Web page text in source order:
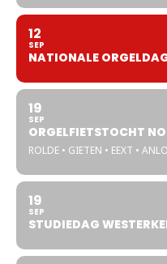
12
SEP
NATIONALE
19
SEP
ORGELFIETSTOCHT
ROLDE • GIETEN • EEXT •
19
SEP
STUDIEDAG